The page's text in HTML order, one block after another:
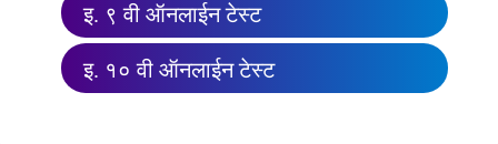
इ. ९ वी ऑनलाईन टेस्ट
इ. १० वी ऑनलाईन टेस्ट